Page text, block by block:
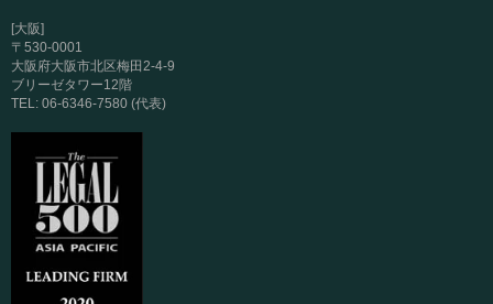
[大阪]
〒530-0001
大阪府大阪市北区梅田2-4-9
ブリーゼタワー12階
TEL: 06-6346-7580 (代表)